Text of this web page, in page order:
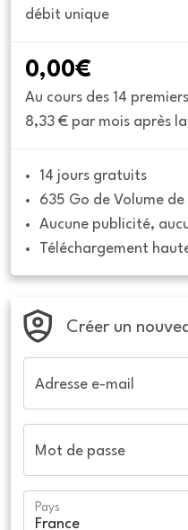
débit unique
0,00€
Au cours des 14
8,33 € par mois après
14 jours gratuits
635 Go de Volume
Aucune publicité,
Téléchargement
Créer un
Adresse e-mail
Mot de passe
Pays